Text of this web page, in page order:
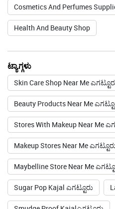
Cosmetics And Perfumes
Health And Beauty Shop
ಟ್ಯಾಗ್ಗಳು
Skin Care Shop Near Me
Beauty Products Near Me
Stores With Makeup Near Me
Makeup Stores Near Me
Maybelline Store Near Me
Sugar Pop Kajal ಎಗಟ್ಟೂರು